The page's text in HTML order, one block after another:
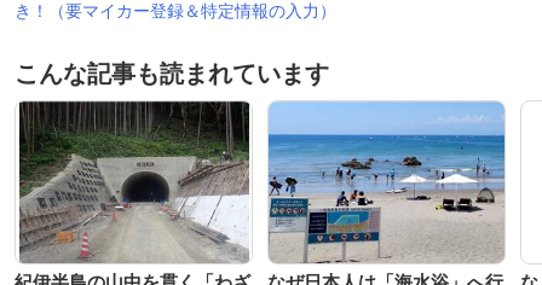
き！（要マイカー登録＆特定情報の入力）
こんな記事も読まれています